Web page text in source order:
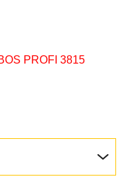
PROFI 3815